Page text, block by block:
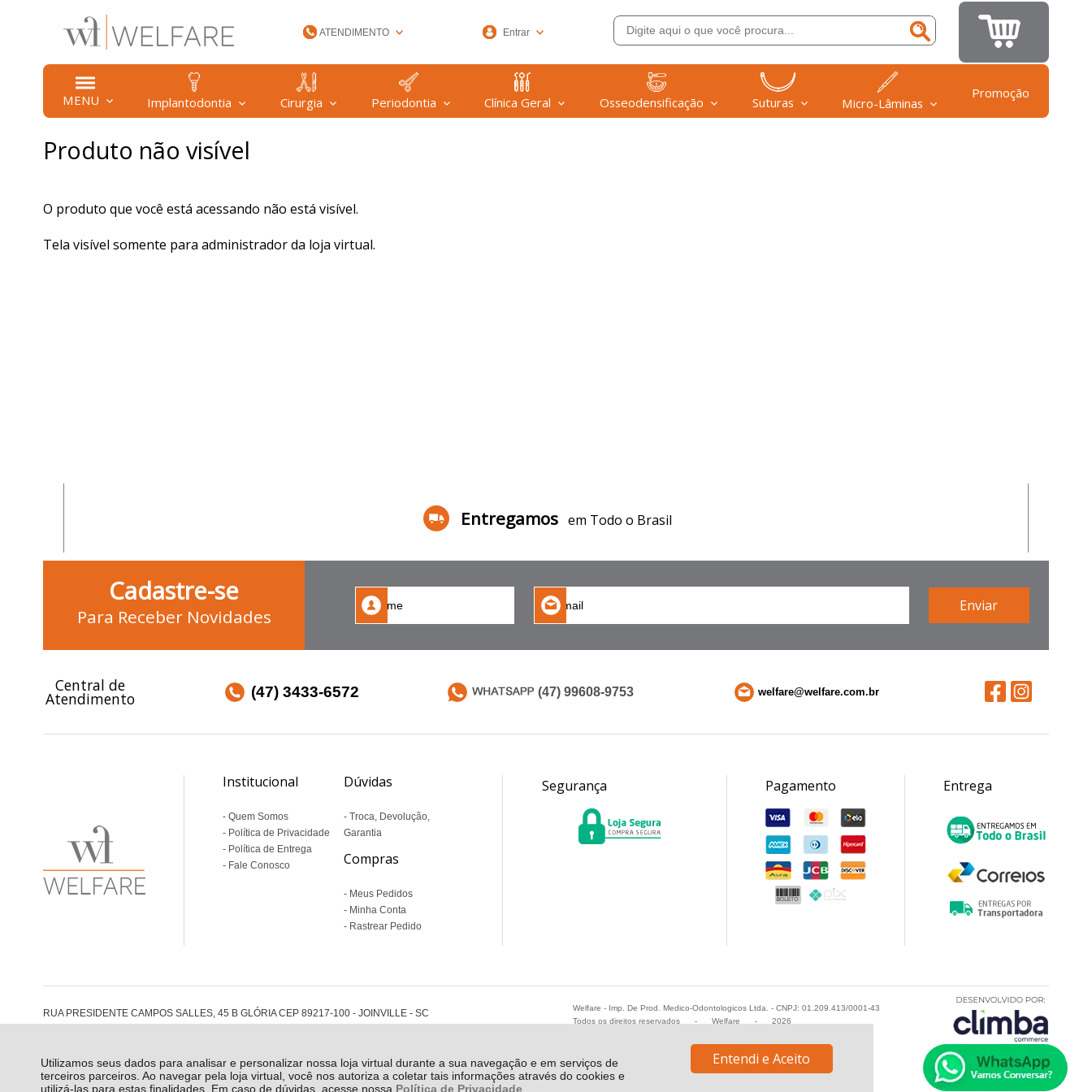
Utilizamos seus dados para analisar e personalizar nossa loja virtual durante a sua navegação e em serviços de
terceiros parceiros. Ao navegar pela loja virtual, você nos autoriza a coletar tais informações através do cookies e
utilizá-las para estas finalidades. Em caso de dúvidas, acesse nossa Política de Privacidade
Entendi e Aceito
ATENDIMENTO
(47) 99608-9753
Entrar
MENU Implantodontia Cirurgia Periodontia Clínica Geral Osseodensificação Suturas Micro-Lâminas
Promoção
Produto não visível
O produto que você está acessando não está visível.
Tela visível somente para administrador da loja virtual.
Entregamos em Todo o Brasil
Cadastre-se
Para Receber Novidades
Central de
Atendimento (47) 3433-6572 (47) 99608-9753 welfare@welfare.com.br
Institucional
Quem Somos
Política de Privacidade
Política de Entrega
Fale Conosco
Dúvidas
Troca, Devolução,
Garantia
Compras
Meus Pedidos
Minha Conta
Rastrear Pedido
Segurança Pagamento Entrega
RUA PRESIDENTE CAMPOS SALLES, 45 B GLÓRIA CEP 89217-100 - JOINVILLE - SC
Welfare - Imp. De Prod. Medico-Odontologicos Ltda. - CNPJ: 01.209.413/0001-43
Todos os direitos reservados
- Welfare - 2026